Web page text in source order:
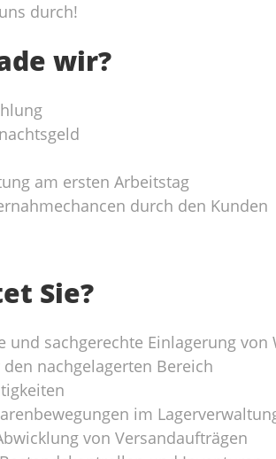
durch!
wir?
am ersten Arbeitstag
durch den Kunden
Sie?
und sachgerechte Einlagerung von
nachgelagerten Bereich
im
von Versandaufträgen